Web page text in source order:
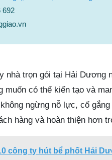
692
nhà trọn gói tại Hải Dương
muốn có thể kiến tạo và
ngừng nỗ lực, cố
hàng và hoàn thiện hơn
công ty hút bể phốt Hải